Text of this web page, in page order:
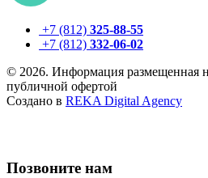
+7 (812) 325-88-55
+7 (812) 332-06-02
© 2026. Информация размещенная
публичной офертой
Создано в REKA Digital Agency
Позвоните нам